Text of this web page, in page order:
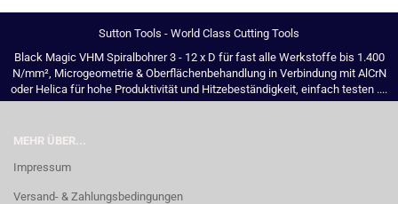
Sutton Tools - World Class Cutting Tools
Black Magic VHM Spiralbohrer 3 - 12 x D für fast alle Werkstoffe bis 1.400
N/mm², Microgeometrie & Oberflächenbehandlung in Verbindung mit AlCrN
oder Helica für hohe Produktivität und Hitzebeständigkeit, einfach testen ....
MEHR ÜBER...
Impressum
Versand- & Zahlungsbedingungen